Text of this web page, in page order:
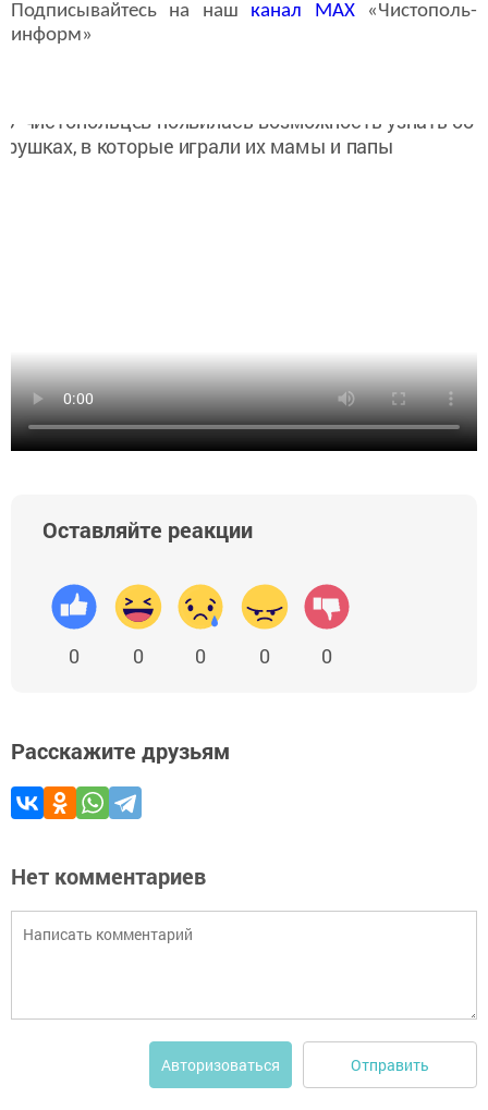
Подписывайтесь на наш канал MAX«Чистополь-
информ»
Оставляйте реакции
0 0 0 0 0
Расскажите друзьям
Нет комментариев
Авторизоваться Отправить